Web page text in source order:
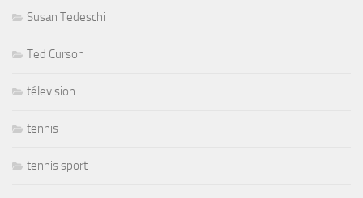
Susan Tedeschi
Ted Curson
télevision
tennis
tennis sport